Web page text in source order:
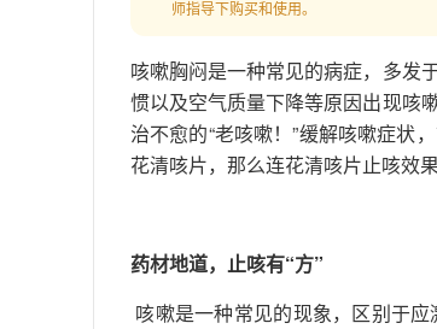
师指导下购买和使用。
咳嗽胸闷是一种常见的病症，多发
惯以及空气质量下降等原因出现咳
治不愈的“老咳嗽！”缓解咳嗽症状
花清咳片，那么连花清咳片止咳效
药材地道，止咳有“方”
咳嗽是一种常见的现象，区别于